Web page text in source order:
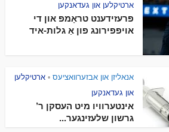
ארטיקלען און געדאנקען
פּרעזידענט טראָמפּ און די
אויפפירונג פון אַ גלות-איד
אנאליזן און אבזערוואציעס • ארטיקלען
און געדאנקען
אינטערוויו מיט העסקן ר’
גרשון שלעזינגער...